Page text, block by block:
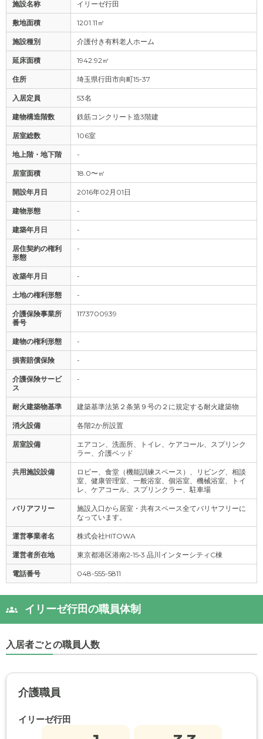
施設名称 イリーゼ行田
敷地面積 1201.11㎡
施設種別 介護付き有料老人ホーム
延床面積 1942.92㎡
住所 埼玉県行田市向町15-37
入居定員 53名
建物構造階数 鉄筋コンクリート造3階建
居室総数 106室
地上階・地下階 -
居室面積 18.0〜㎡
開設年月日 2016年02月01日
建物形態 -
建築年月日 -
居住契約の権利
形態
-
改築年月日 -
土地の権利形態 -
介護保険事業所
番号
1173700939
建物の権利形態 -
損害賠償保険 -
介護保険サービ
ス
-
耐火建築物基準 建築基準法第２条第９号の２に規定する耐火建築物
消火設備 各階2か所設置
居室設備
エアコン、洗面所、トイレ、ケアコール、スプリンク
ラー、介護ベッド
共用施設設備
ロビー、食堂（機能訓練スペース）、リビング、相談
室、健康管理室、一般浴室、個浴室、機械浴室、トイ
レ、ケアコール、スプリンクラー、駐車場
バリアフリー
施設入口から居室・共有スペース全てバリヤフリーに
なっています。
運営事業者名 株式会社HITOWA
運営者所在地 東京都港区港南2‐15‐3 品川インターシティC棟
電話番号 048-555-5811
イリーゼ行田の職員体制
入居者ごとの職員人数
介護職員
イリーゼ行田